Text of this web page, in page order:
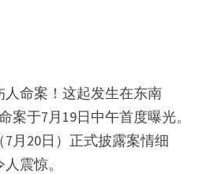
命案！这起发生在东南
案于7月19日中午首度曝光。
月20日）正式披露案情细
震惊。